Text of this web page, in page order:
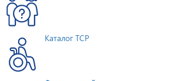
Каталог ТСР